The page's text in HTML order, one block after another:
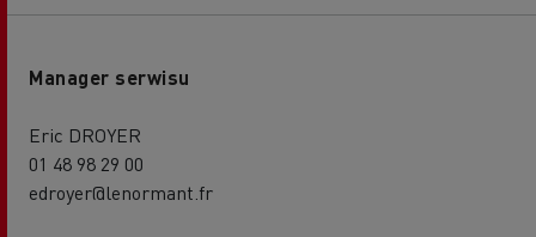
Manager serwisu
Eric DROYER
01 48 98 29 00
edroyer@lenormant.fr